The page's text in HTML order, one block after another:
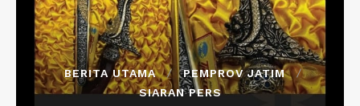
BERITA UTAMA
PEMPROV JATIM
SIARAN PERS